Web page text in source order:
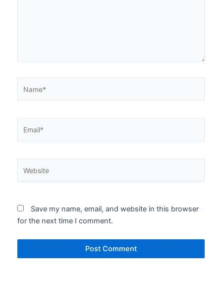
Save my name, email, and website in this browser
for the next time I comment.